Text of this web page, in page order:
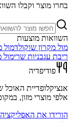
בחרו מוצר וקבלו
השוואות מוצעות
מול מקרון שוקולדמול
ריבת עגבניות שרימול
פודיפדיה
אנציקלופדיית האוכל
אלפי מוצרי מזון,
הורידו את האפליקציה